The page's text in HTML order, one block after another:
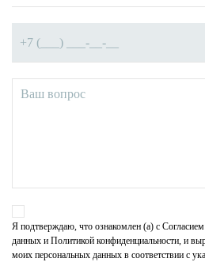
Я подтверждаю, что ознакомлен (а) с
данных и Политикой конфиденциальности, и
моих персональных данных в соответствии с